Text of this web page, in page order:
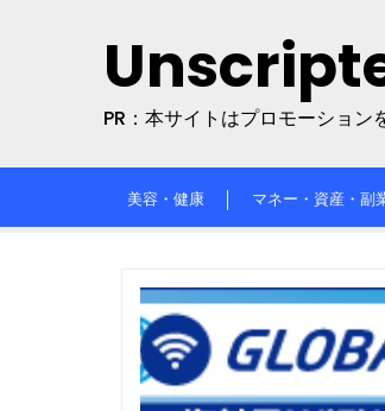
PR：本サイトはプロモーション
美容・健康 マネー・資産・副